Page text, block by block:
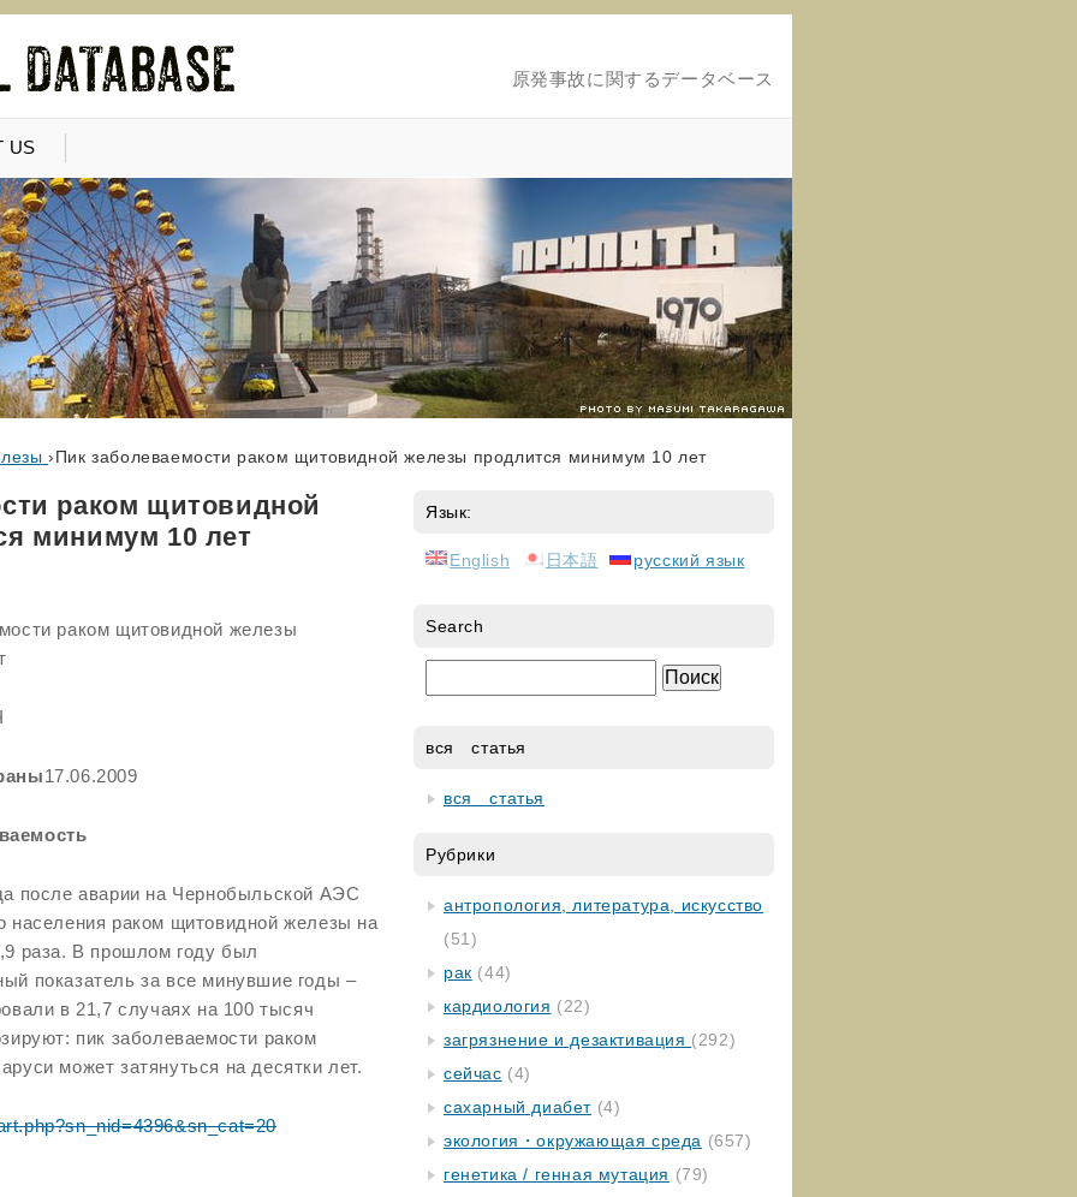
原発事故に関するデータベース
US
›Пик заболеваемости раком щитовидной железы продлится минимум 10 лет
раком щитовидной
минимум 10 лет
раком щитовидной железы
17.06.2009
после аварии на Чернобыльской АЭС
населения раком щитовидной железы на
раза. В прошлом году был
показатель за все минувшие годы –
в 21,7 случаях на 100 тысяч
пик заболеваемости раком
может затянуться на десятки лет.
Язык:
English 日本語 русский язык
Search
вся статья
вся статья
Рубрики
антропология, литература, искусство
(51)
рак (44)
кардиология (22)
загрязнение и дезактивация (292)
сейчас (4)
сахарный диабет (4)
экология・окружающая среда (657)
генетика / генная мутация (79)